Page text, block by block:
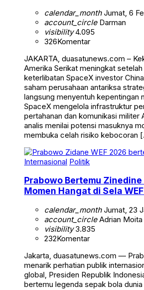
calendar_monthJumat, 6
account_circleDarman
visibility4.095
326Komentar
JAKARTA, duasatunews.com –
Amerika Serikat meningkat
keterlibatan SpaceX investor
saham perusahaan antariksa
langsung menyentuh kepentingan
SpaceX mengelola infrastruktur
pertahanan dan komunikasi militer
analis menilai potensi masuknya
membuka celah risiko kebocoran
Internasional Politik
Prabowo Bertemu
Momen Hangat di Sela
calendar_monthJumat, 23
account_circleAdrian Moita
visibility3.835
232Komentar
Jakarta, duasatunews.com —
menarik perhatian publik
global, Presiden Republik
bertemu legenda sepak bola